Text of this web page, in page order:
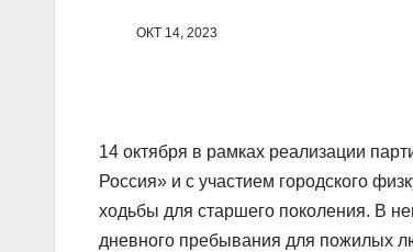
ОКТ 14, 2023
14 октября в рамках реализации
Россия» и с участием городского
ходьбы для старшего поколения. В
дневного пребывания для пожилых